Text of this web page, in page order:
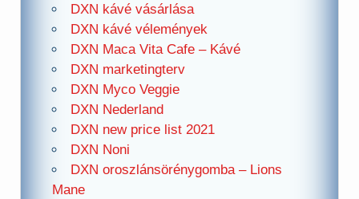
DXN kávé vásárlása
DXN kávé vélemények
DXN Maca Vita Cafe – Kávé
DXN marketingterv
DXN Myco Veggie
DXN Nederland
DXN new price list 2021
DXN Noni
DXN oroszlánsörénygomba – Lions
Mane